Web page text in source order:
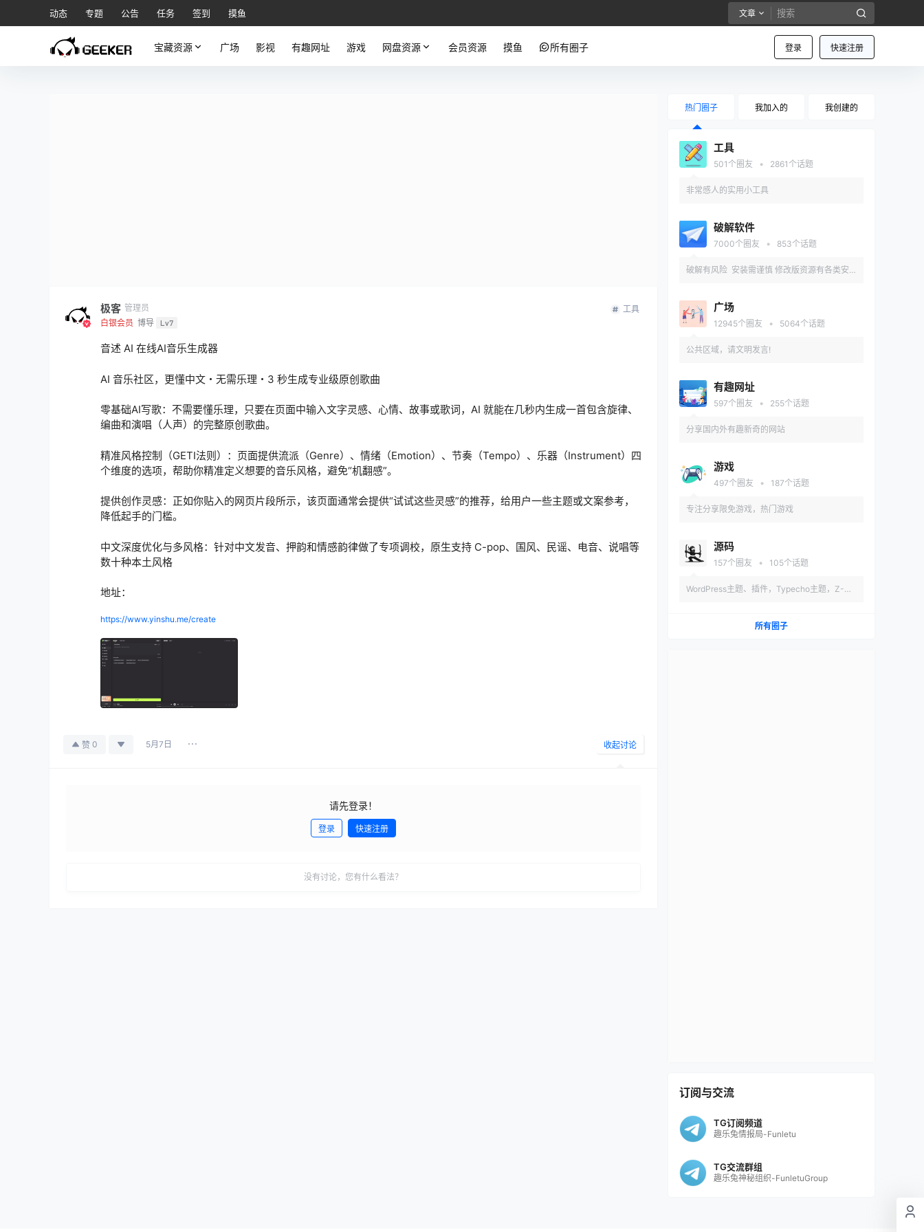
动态 专题 公告 任务 签到 摸鱼 文章
登录 快速注册
宝藏资源 广场 影视 有趣网址 游戏 网盘资源 会员资源 摸鱼 所有圈子
极客 管理员
白银会员 博导 Lv7
工具
音述 AI 在线AI音乐生成器
AI 音乐社区，更懂中文・无需乐理・3 秒生成专业级原创歌曲
零基础AI写歌：不需要懂乐理，只要在页面中输入文字灵感、心情、故事或歌词，AI 就能在几秒内生成一首包含旋律、
编曲和演唱（人声）的完整原创歌曲。
精准风格控制（GETI法则）：页面提供流派（Genre）、情绪（Emotion）、节奏（Tempo）、乐器（Instrument）四
个维度的选项，帮助你精准定义想要的音乐风格，避免“机翻感”。
提供创作灵感：正如你贴入的网页片段所示，该页面通常会提供“试试这些灵感”的推荐，给用户一些主题或文案参考，
降低起手的门槛。
中文深度优化与多风格：针对中文发音、押韵和情感韵律做了专项调校，原生支持 C-pop、国风、民谣、电音、说唱等
数十种本土风格
地址：
https://www.yinshu.me/create
赞 0 5月7日 收起讨论
请先登录！
登录 快速注册
没有讨论，您有什么看法？
热门圈子 我加入的 我创建的
工具
501 个圈友 • 2861 个话题
非常感人的实用小工具
破解软件
7000个圈友 • 853个话题
破解有风险 安装需谨慎 修改版资源有各类安
试安装
广场
12945个圈友 • 5064个话题
公共区域，请文明发言!
有趣网址
597个圈友 • 255个话题
分享国内外有趣新奇的网站
游戏
497个圈友 • 187个话题
专注分享限免游戏，热门游戏
源码
157个圈友 • 105个话题
WordPress主题、插件，Typecho主题，Z-
所有圈子
订阅与交流
TG订阅频道
趣乐兔情报局-Funletu
TG交流群组
趣乐兔神秘组织-FunletuGroup